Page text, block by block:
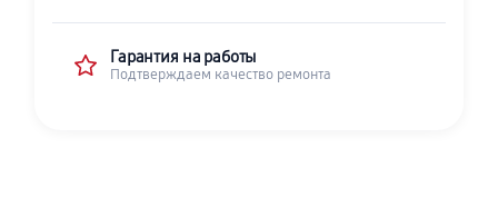
Гарантия на работы
Подтверждаем качество ремонта